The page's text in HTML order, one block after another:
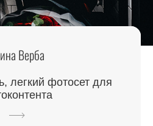
Верба
легкий фотосет для